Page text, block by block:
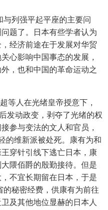
列强平起平座的主要问
题了。日本有些学者认为
经济前途在于发展对华贸
心影响中国事态的发展，
，也和中国的革命运动之
人在光绪皇帝授意下，
发动政变，剥夺了光绪的权
参与变法的文人和官员，
的维新派被处死。康有为和
穿针引线下逃亡日本，康
隈佰爵的殷勤接待。但是
不宜长期留在日本，于是
秘密经费，供康有为前往
及其他地位显赫的日本人